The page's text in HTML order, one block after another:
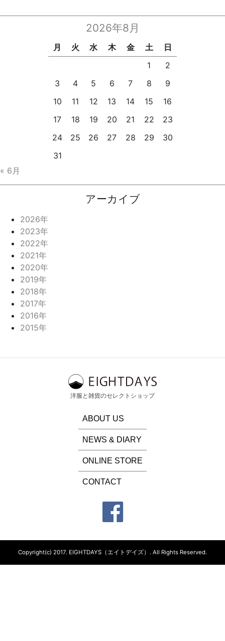
2026年8月
月 火 水 木 金 土
日
1
2
3
4 5 6 7 8
9
10
11 12 13 14 15
16
17
18 19 20 21 22
23
24
25 26 27 28 29
30
31
« 6月
アーカイブ
2026年
2023年
2022年
2021年
2020年
2019年
2018年
2017年
2016年
2015年
洋服と雑貨のセレクトショップ
ABOUT US
NEWS & DIARY
ONLINE STORE
CONTACT
Copyright(c) 2017. EIGHTDAYS（エイトデイズ）. All Rights Reserved.